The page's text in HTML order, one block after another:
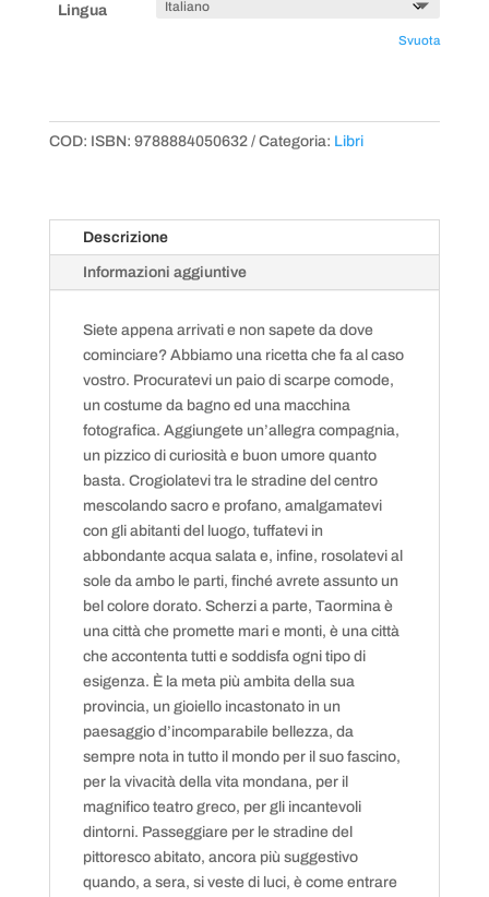
Lingua
Svuota
e
Naxos
COD: ISBN: 9788884050632 Categoria: Libri
Descrizione
Informazioni aggiuntive
Siete appena arrivati e non sapete da dove
cominciare? Abbiamo una ricetta che fa al caso
vostro. Procuratevi un paio di scarpe comode,
un costume da bagno ed una macchina
fotografica. Aggiungete un’allegra compagnia,
un pizzico di curiosità e buon umore quanto
basta. Crogiolatevi tra le stradine del centro
mescolando sacro e profano, amalgamatevi
con gli abitanti del luogo, tuffatevi in
abbondante acqua salata e, infine, rosolatevi al
sole da ambo le parti, finché avrete assunto un
bel colore dorato. Scherzi a parte, Taormina è
una città che promette mari e monti, è una città
che accontenta tutti e soddisfa ogni tipo di
esigenza. È la meta più ambita della sua
provincia, un gioiello incastonato in un
paesaggio d’incomparabile bellezza, da
sempre nota in tutto il mondo per il suo fascino,
per la vivacità della vita mondana, per il
magnifico teatro greco, per gli incantevoli
dintorni. Passeggiare per le stradine del
pittoresco abitato, ancora più suggestivo
quando, a sera, si veste di luci, è come entrare